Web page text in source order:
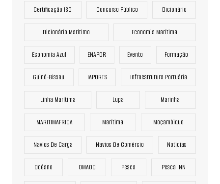
Certificação ISO Concurso Público Dicionário
Dicionário Marítimo Economia Marítima
Economía Azul ENAPOR Evento Formação
Guiné-Bissau IAPORTS Infraestrutura Portuária
Linha Marítima Lupa Marinha
MARITIMAFRICA Marítima Moçambique
Navios De Carga Navios De Comércio Noticias
Océano OMAOC Pesca Pesca INN